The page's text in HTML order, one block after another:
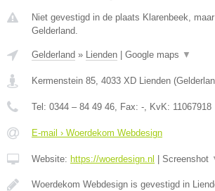
Niet gevestigd in de plaats Klarenbeek,
Gelderland.
Gelderland » Lienden Google maps ▼
Kermenstein 85 4033 XD Lienden (
Tel: 0344 – 84 49 46 , Fax: - , KvK: 11067918
E-mail › Woerdekom Webdesign
Website: https://woerdesign.nl Screenshot
Woerdekom Webdesign is gevestigd in